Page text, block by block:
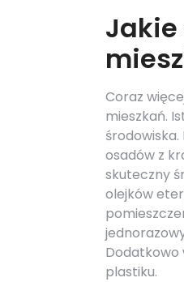
Coraz
mieszkań.
środowiska.
osadów z
skuteczny
olejków
plastiku.